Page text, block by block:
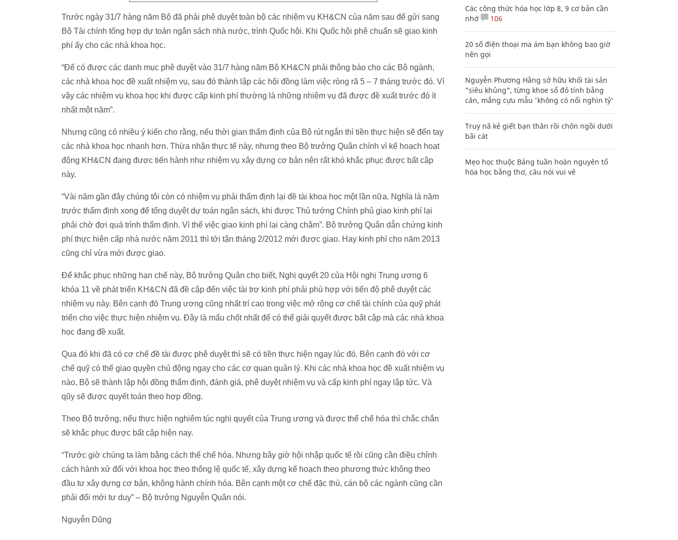
Trước ngày 31/7 hàng năm Bộ đã phải phê duyệt toàn bộ các nhiệm vụ KH&CN của năm sau để gửi sang
Bộ Tài chính tổng hợp dự toán ngân sách nhà nước, trình Quốc hội. Khi Quốc hội phê chuẩn sẽ giao kinh
phí ấy cho các nhà khoa học.
“Để có được các danh mục phê duyệt vào 31/7 hàng năm Bộ KH&CN phải thông báo cho các Bộ ngành,
các nhà khoa học đề xuất nhiệm vụ, sau đó thành lập các hội đồng làm việc ròng rã 5 – 7 tháng trước đó. Vì
vậy các nhiệm vụ khoa học khi được cấp kinh phí thường là những nhiệm vụ đã được đề xuất trước đó ít
nhất một năm”.
Nhưng cũng có nhiều ý kiến cho rằng, nếu thời gian thẩm định của Bộ rút ngắn thì tiền thực hiện sẽ đến tay
các nhà khoa học nhanh hơn. Thừa nhận thực tế này, nhưng theo Bộ trưởng Quân chính vì kế hoạch hoạt
động KH&CN đang được tiến hành như nhiệm vụ xây dựng cơ bản nên rất khó khắc phục được bất cập
này.
“Vài năm gần đây chúng tôi còn có nhiệm vụ phải thẩm định lại đề tài khoa học một lần nữa. Nghĩa là năm
trước thẩm định xong để tổng duyệt dự toán ngân sách, khi được Thủ tướng Chính phủ giao kinh phí lại
phải chờ đợi quá trình thẩm định. Vì thế việc giao kinh phí lại càng chậm”. Bộ trưởng Quân dẫn chứng kinh
phí thực hiện cấp nhà nước năm 2011 thì tới tận tháng 2/2012 mới được giao. Hay kinh phí cho năm 2013
cũng chỉ vừa mới được giao.
Để khắc phục những hạn chế này, Bộ trưởng Quân cho biết, Nghị quyết 20 của Hội nghị Trung ương 6
khóa 11 về phát triển KH&CN đã đề cập đến việc tài trợ kinh phí phải phù hợp với tiến độ phê duyệt các
nhiệm vụ này. Bên cạnh đó Trung ương cũng nhất trí cao trong việc mở rộng cơ chế tài chính của quỹ phát
triển cho việc thực hiện nhiệm vụ. Đây là mấu chốt nhất để có thể giải quyết được bất cập mà các nhà khoa
học đang đề xuất.
Qua đó khi đã có cơ chế đề tài được phê duyệt thì sẽ có tiền thực hiện ngay lúc đó. Bên cạnh đó với cơ
chế quỹ có thể giao quyền chủ động ngay cho các cơ quan quản lý. Khi các nhà khoa học đề xuất nhiệm vụ
nào, Bộ sẽ thành lập hội đồng thẩm định, đánh giá, phê duyệt nhiệm vụ và cấp kinh phí ngay lập tức. Và
qũy sẽ được quyết toán theo hợp đồng.
Theo Bộ trưởng, nếu thực hiện nghiêm túc nghị quyết của Trung ương và được thể chế hóa thì chắc chắn
sẽ khắc phục được bất cập hiện nay.
“Trước giờ chúng ta làm bằng cách thể chế hóa. Nhưng bây giờ hội nhập quốc tế rồi cũng cần điều chỉnh
cách hành xử đổi với khoa học theo thông lệ quốc tế, xây dựng kế hoạch theo phương thức không theo
đầu tư xây dựng cơ bản, không hành chính hóa. Bên cạnh một cơ chế đặc thù, cán bộ các ngành cũng cần
phải đổi mới tư duy” – Bộ trưởng Nguyễn Quân nói.
Nguyễn Dũng
Các công thức hóa học lớp 8, 9 cơ bản cần
nhớ
106
20 số điện thoại ma ám bạn không bao giờ
nên gọi
Nguyễn Phương Hằng sở hữu khối tài sản
"siêu khủng", từng khoe sổ đỏ tính bằng
cân, mắng cựu mẫu 'không có nổi nghìn tỷ'
Truy nã kẻ giết bạn thân rồi chôn ngồi dưới
bãi cát
Mẹo học thuộc Bảng tuần hoàn nguyên tố
hóa học bằng thơ, câu nói vui vẻ